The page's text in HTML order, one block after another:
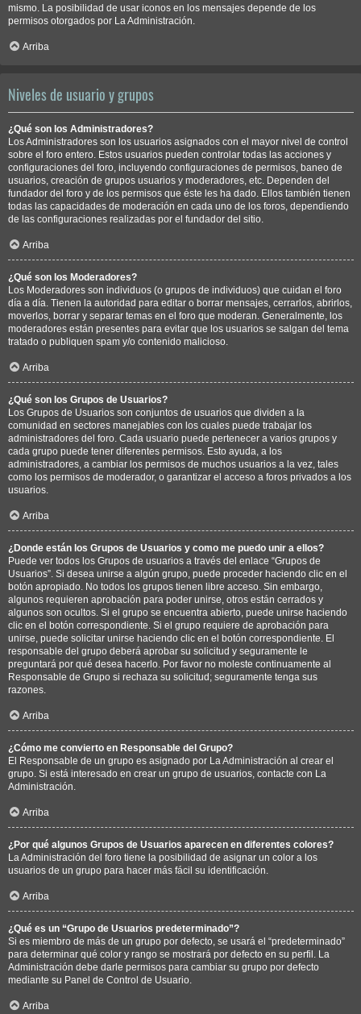
mismo. La posibilidad de usar iconos en los mensajes depende de los
permisos otorgados por La Administración.
Arriba
Niveles de usuario y grupos
¿Qué son los Administradores?
Los Administradores son los usuarios asignados con el mayor nivel de control
sobre el foro entero. Estos usuarios pueden controlar todas las acciones y
configuraciones del foro, incluyendo configuraciones de permisos, baneo de
usuarios, creación de grupos usuarios y moderadores, etc. Dependen del
fundador del foro y de los permisos que éste les ha dado. Ellos también tienen
todas las capacidades de moderación en cada uno de los foros, dependiendo
de las configuraciones realizadas por el fundador del sitio.
Arriba
¿Qué son los Moderadores?
Los Moderadores son individuos (o grupos de individuos) que cuidan el foro
día a día. Tienen la autoridad para editar o borrar mensajes, cerrarlos, abrirlos,
moverlos, borrar y separar temas en el foro que moderan. Generalmente, los
moderadores están presentes para evitar que los usuarios se salgan del tema
tratado o publiquen spam y/o contenido malicioso.
Arriba
¿Qué son los Grupos de Usuarios?
Los Grupos de Usuarios son conjuntos de usuarios que dividen a la
comunidad en sectores manejables con los cuales puede trabajar los
administradores del foro. Cada usuario puede pertenecer a varios grupos y
cada grupo puede tener diferentes permisos. Esto ayuda, a los
administradores, a cambiar los permisos de muchos usuarios a la vez, tales
como los permisos de moderador, o garantizar el acceso a foros privados a los
usuarios.
Arriba
¿Donde están los Grupos de Usuarios y como me puedo unir a ellos?
Puede ver todos los Grupos de usuarios a través del enlace “Grupos de
Usuarios”. Si desea unirse a algún grupo, puede proceder haciendo clic en el
botón apropiado. No todos los grupos tienen libre acceso. Sin embargo,
algunos requieren aprobación para poder unirse, otros están cerrados y
algunos son ocultos. Si el grupo se encuentra abierto, puede unirse haciendo
clic en el botón correspondiente. Si el grupo requiere de aprobación para
unirse, puede solicitar unirse haciendo clic en el botón correspondiente. El
responsable del grupo deberá aprobar su solicitud y seguramente le
preguntará por qué desea hacerlo. Por favor no moleste continuamente al
Responsable de Grupo si rechaza su solicitud; seguramente tenga sus
razones.
Arriba
¿Cómo me convierto en Responsable del Grupo?
El Responsable de un grupo es asignado por La Administración al crear el
grupo. Si está interesado en crear un grupo de usuarios, contacte con La
Administración.
Arriba
¿Por qué algunos Grupos de Usuarios aparecen en diferentes colores?
La Administración del foro tiene la posibilidad de asignar un color a los
usuarios de un grupo para hacer más fácil su identificación.
Arriba
¿Qué es un “Grupo de Usuarios predeterminado”?
Si es miembro de más de un grupo por defecto, se usará el “predeterminado”
para determinar qué color y rango se mostrará por defecto en su perfil. La
Administración debe darle permisos para cambiar su grupo por defecto
mediante su Panel de Control de Usuario.
Arriba